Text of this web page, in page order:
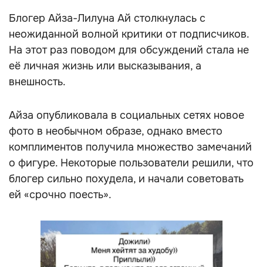
Блогер Айза-Лилуна Ай столкнулась с
неожиданной волной критики от подписчиков.
На этот раз поводом для обсуждений стала не
её личная жизнь или высказывания, а
внешность.
Айза опубликовала в социальных сетях новое
фото в необычном образе, однако вместо
комплиментов получила множество замечаний
о фигуре. Некоторые пользователи решили, что
блогер сильно похудела, и начали советовать
ей «срочно поесть».